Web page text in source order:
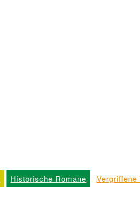
Historische Romane Vergriffene